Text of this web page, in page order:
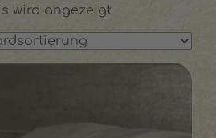
wird angezeigt